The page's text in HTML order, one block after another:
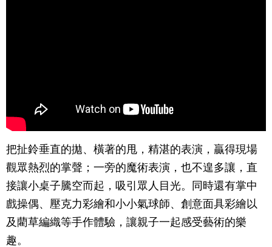
把扯鈴垂直的拋、橫著的甩，精湛的表演，贏得現場
觀眾熱烈的掌聲；一旁的魔術表演，也不遑多讓，直
接讓小桌子騰空而起，吸引眾人目光。同時還有掌中
戲操偶、壓克力彩繪和小小氣球師、創意面具彩繪以
及藺草編織等手作體驗，讓親子一起感受藝術的樂
趣。